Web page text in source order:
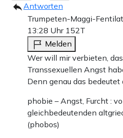
Antworten
Trumpeten-Maggi-
13:28 Uhr 152T
Melden
Wer will mir verbieten,
Transsexuellen Angst
Denn genau das bedeutet
phobie – Angst, Furcht :
gleichbedeutenden
(phobos)